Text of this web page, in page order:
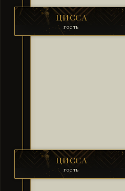
ЦИССА
гость
ЦИССА
гость